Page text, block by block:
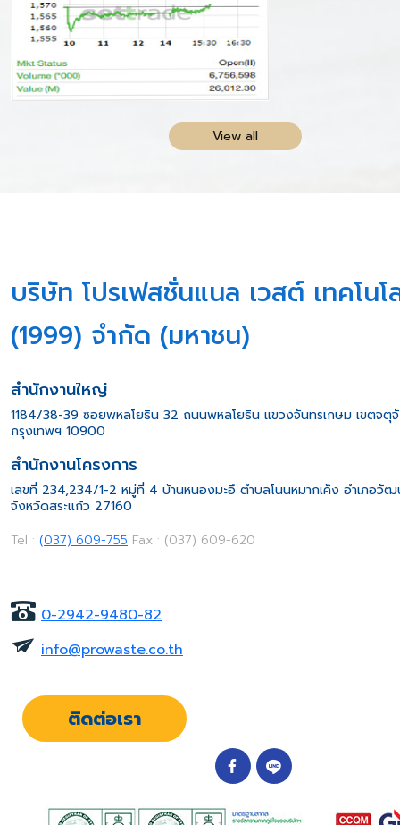
View all
บริษัท โปรเฟสชั่นแนล เวสต์ เทคโนโ
(1999) จำกัด (มหาชน)
สำนักงานใหญ่
1184/38-39 ซอยพหลโยธิน 32 ถนนพหลโยธิน แขวงจันทรเกษม เขตจตุ
กรุงเทพฯ 10900
สำนักงานโครงการ
เลขที่ 234,234/1-2 หมู่ที่ 4 บ้านหนองมะอึ ตำบลโนนหมากเค็ง อำเภอวัฒ
จังหวัดสระแก้ว 27160
Tel : (037) 609-755 Fax : (037) 609-620
0-2942-9480-82
info@prowaste.co.th
ติดต่อเรา